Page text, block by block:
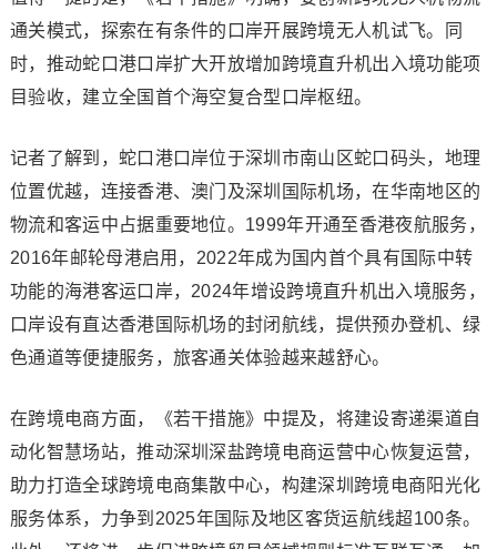
通关模式，探索在有条件的口岸开展跨境无人机试飞。同
时，推动蛇口港口岸扩大开放增加跨境直升机出入境功能项
目验收，建立全国首个海空复合型口岸枢纽。
记者了解到，蛇口港口岸位于深圳市南山区蛇口码头，地理
位置优越，连接香港、澳门及深圳国际机场，在华南地区的
物流和客运中占据重要地位。1999年开通至香港夜航服务，
2016年邮轮母港启用，2022年成为国内首个具有国际中转
功能的海港客运口岸，2024年增设跨境直升机出入境服务，
口岸设有直达香港国际机场的封闭航线，提供预办登机、绿
色通道等便捷服务，旅客通关体验越来越舒心。
在跨境电商方面，《若干措施》中提及，将建设寄递渠道自
动化智慧场站，推动深圳深盐跨境电商运营中心恢复运营，
助力打造全球跨境电商集散中心，构建深圳跨境电商阳光化
服务体系，力争到2025年国际及地区客货运航线超100条。